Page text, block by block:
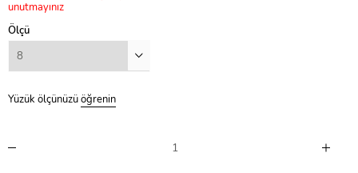
unutmayınız
Ölçü
Yüzük ölçünüzüöğrenin